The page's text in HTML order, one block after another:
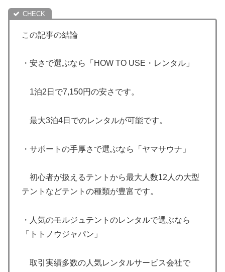
この記事の結論
・安さで選ぶなら「HOW TO USE・レンタル」
1泊2日で7,150円の安さです。
最大3泊4日でのレンタルが可能です。
・サポートの手厚さで選ぶなら「ヤマサウナ」
初心者が扱えるテントから最大人数12人の大型
テントなどテントの種類が豊富です。
・人気のモルジュテントのレンタルで選ぶなら
「トトノウジャパン」
取引実績多数の人気レンタルサービス会社で